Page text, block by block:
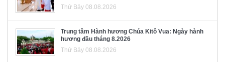
Thứ Bảy 08.08.2026
Trung tâm Hành hương Chúa Kitô Vua: Ngày hành
hương đầu tháng 8.2026
Thứ Bảy 08.08.2026